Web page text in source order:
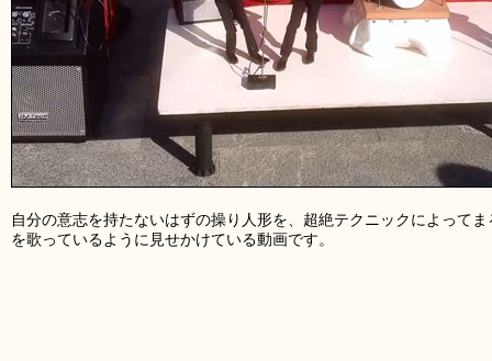
自分の意志を持たないはずの操り人形を、超絶テクニックによって
を歌っているように見せかけている動画です。